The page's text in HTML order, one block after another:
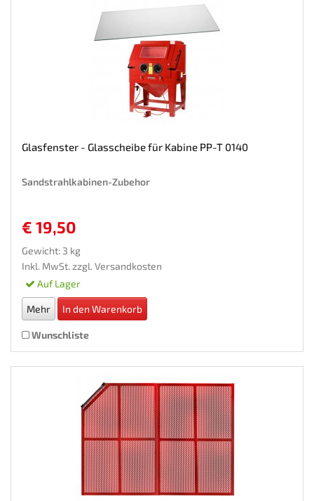
Glasfenster - Glasscheibe für Kabine PP-T 0140
Sandstrahlkabinen-Zubehor
€ 19,50
Gewicht: 3 kg
Inkl. MwSt. zzgl. Versandkosten
Auf Lager
Mehr In den Warenkorb
Wunschliste